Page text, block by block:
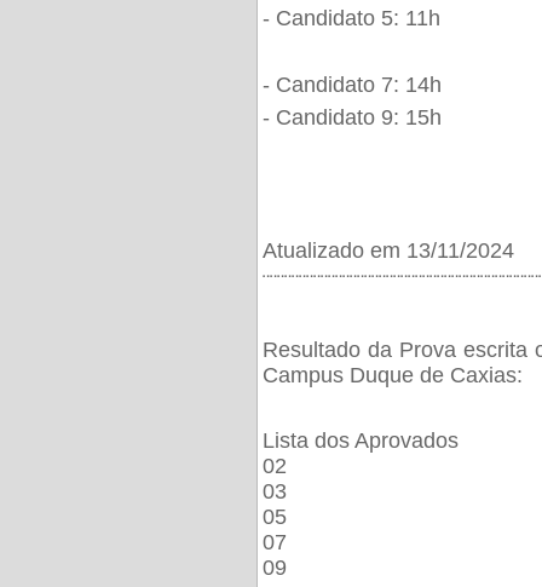
- Candidato 5: 11h
- Candidato 7: 14h
- Candidato 9: 15h
Atualizado em 13/11/2024
Resultado da Prova escrita
Campus Duque de Caxias:
Lista dos Aprovados
02
03
05
07
09